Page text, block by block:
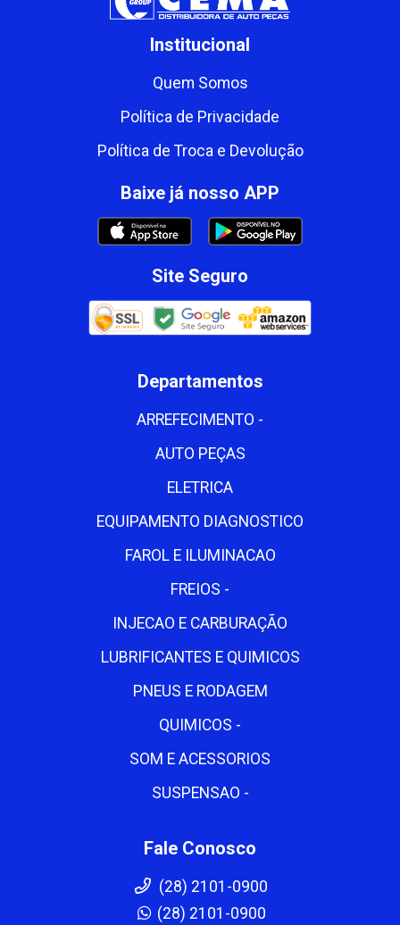
Institucional
Quem Somos
Política de Privacidade
Política de Troca e Devolução
Baixe já nosso APP
Site Seguro
Departamentos
ARREFECIMENTO -
AUTO PEÇAS
ELETRICA
EQUIPAMENTO DIAGNOSTICO
FAROL E ILUMINACAO
FREIOS -
INJECAO E CARBURAÇÃO
LUBRIFICANTES E QUIMICOS
PNEUS E RODAGEM
QUIMICOS -
SOM E ACESSORIOS
SUSPENSAO -
Fale Conosco
(28) 2101-0900
(28) 2101-0900